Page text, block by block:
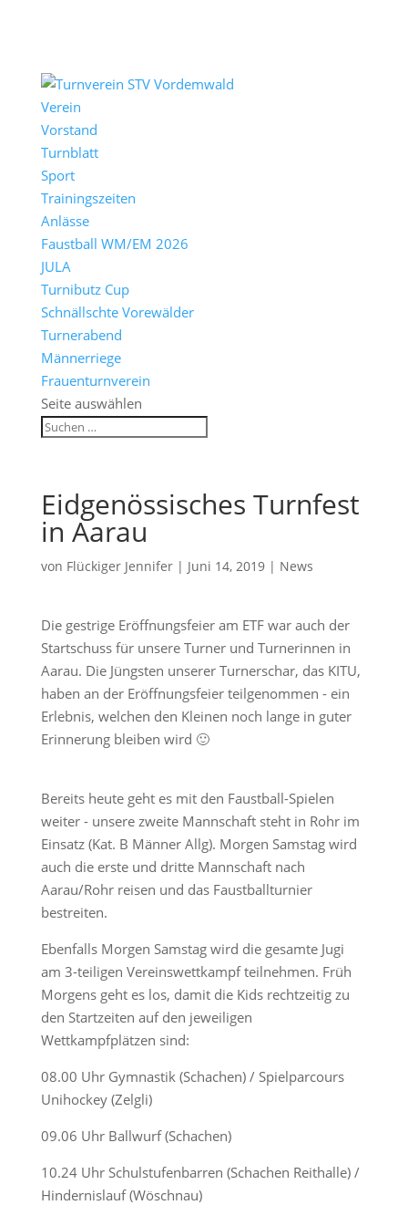
Verein
Vorstand
Turnblatt
Sport
Trainingszeiten
Anlässe
Faustball WM/EM 2026
JULA
Turnibutz Cup
Schnällschte Vorewälder
Turnerabend
Männerriege
Frauenturnverein
Seite auswählen
Eidgenössisches Turnfest
in Aarau
von Flückiger Jennifer| Juni 14, 2019| News
Die gestrige Eröffnungsfeier am ETF war auch der
Startschuss für unsere Turner und Turnerinnen in
Aarau. Die Jüngsten unserer Turnerschar, das KITU,
haben an der Eröffnungsfeier teilgenommen - ein
Erlebnis, welchen den Kleinen noch lange in guter
Erinnerung bleiben wird 🙂
Bereits heute geht es mit den Faustball-Spielen
weiter - unsere zweite Mannschaft steht in Rohr im
Einsatz (Kat. B Männer Allg). Morgen Samstag wird
auch die erste und dritte Mannschaft nach
Aarau/Rohr reisen und das Faustballturnier
bestreiten.
Ebenfalls Morgen Samstag wird die gesamte Jugi
am 3-teiligen Vereinswettkampf teilnehmen. Früh
Morgens geht es los, damit die Kids rechtzeitig zu
den Startzeiten auf den jeweiligen
Wettkampfplätzen sind:
08.00 Uhr Gymnastik (Schachen) / Spielparcours
Unihockey (Zelgli)
09.06 Uhr Ballwurf (Schachen)
10.24 Uhr Schulstufenbarren (Schachen Reithalle) /
Hindernislauf (Wöschnau)